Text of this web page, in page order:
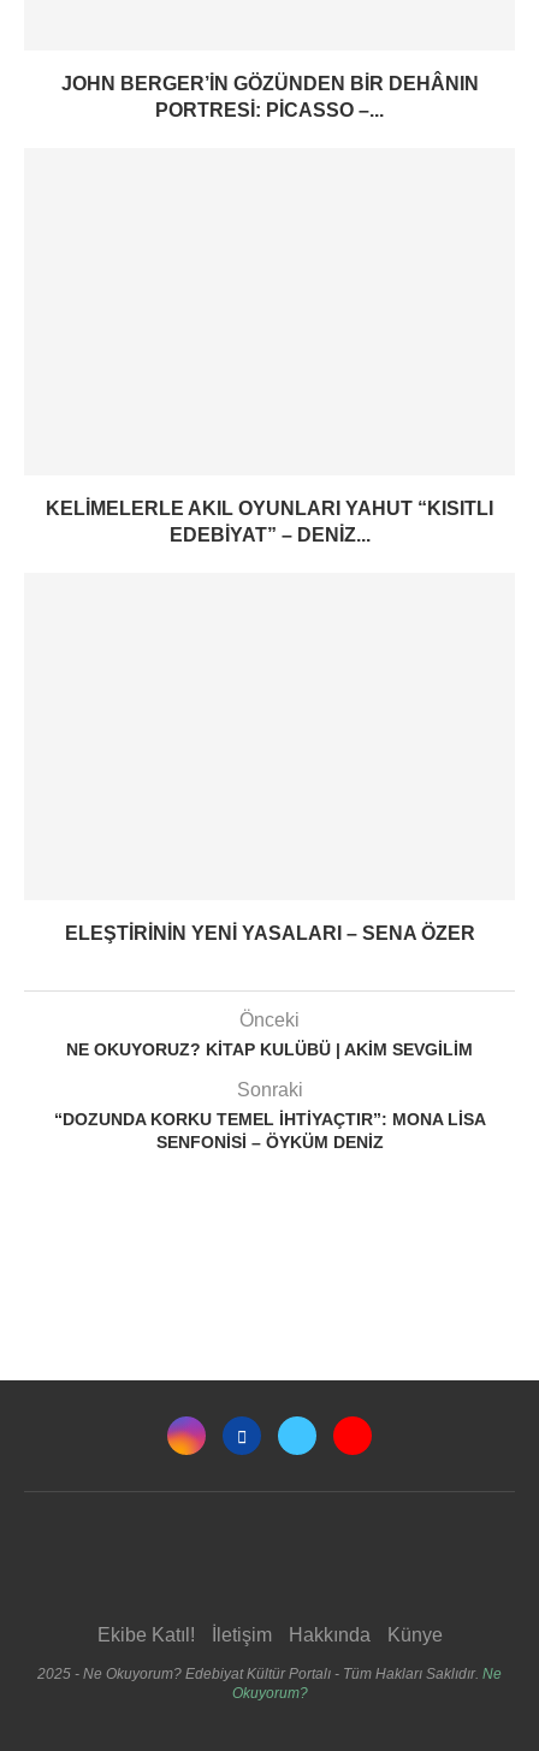
JOHN BERGER’IN GÖZÜNDEN BIR DEHÂNIN
PORTRESI: PICASSO –...
KELIMELERLE AKIL OYUNLARI YAHUT “KISITLI
EDEBIYAT” – DENIZ...
ELEŞTIRININ YENI YASALARI – SENA ÖZER
Önceki
NE OKUYORUZ? KITAP KULÜBÜ | AKIM SEVGILIM
Sonraki
“DOZUNDA KORKU TEMEL IHTIYAÇTIR”: MONA LISA
SENFONISI – ÖYKÜM DENIZ
Ekibe Katıl! İletişim Hakkında Künye
2025 - Ne Okuyorum? Edebiyat Kültür Portalı - Tüm Hakları Saklıdır. Ne
Okuyorum?